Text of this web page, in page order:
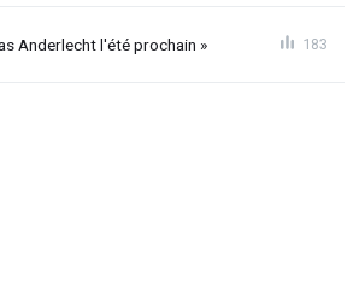
Anderlecht l'été prochain » 183